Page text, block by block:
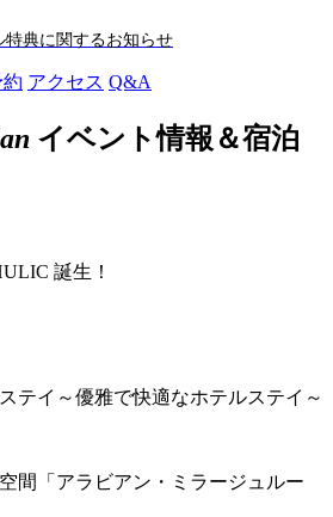
特典に関するお知らせ
アクセス Q&A
イベント情報＆宿泊
誕生！
テイ～優雅で快適なホテルステイ～
間「アラビアン・ミラージュルー